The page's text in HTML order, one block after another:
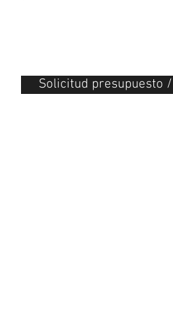
Solicitud presupuesto